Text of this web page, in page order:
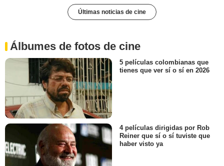
Últimas noticias de cine
Álbumes de fotos de cine
5 películas colombianas que
tienes que ver sí o sí en 2026
4 películas dirigidas por Rob
Reiner que sí o sí tuviste que
haber visto ya